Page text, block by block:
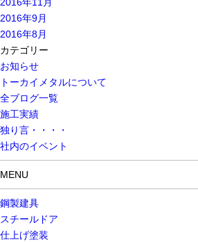
2016年9月
2016年8月
カテゴリー
お知らせ
トーカイメタルについて
全ブログ一覧
施工実績
独り言・・・・
社内のイベント
MENU
鋼製建具
スチールドア
仕上げ塗装